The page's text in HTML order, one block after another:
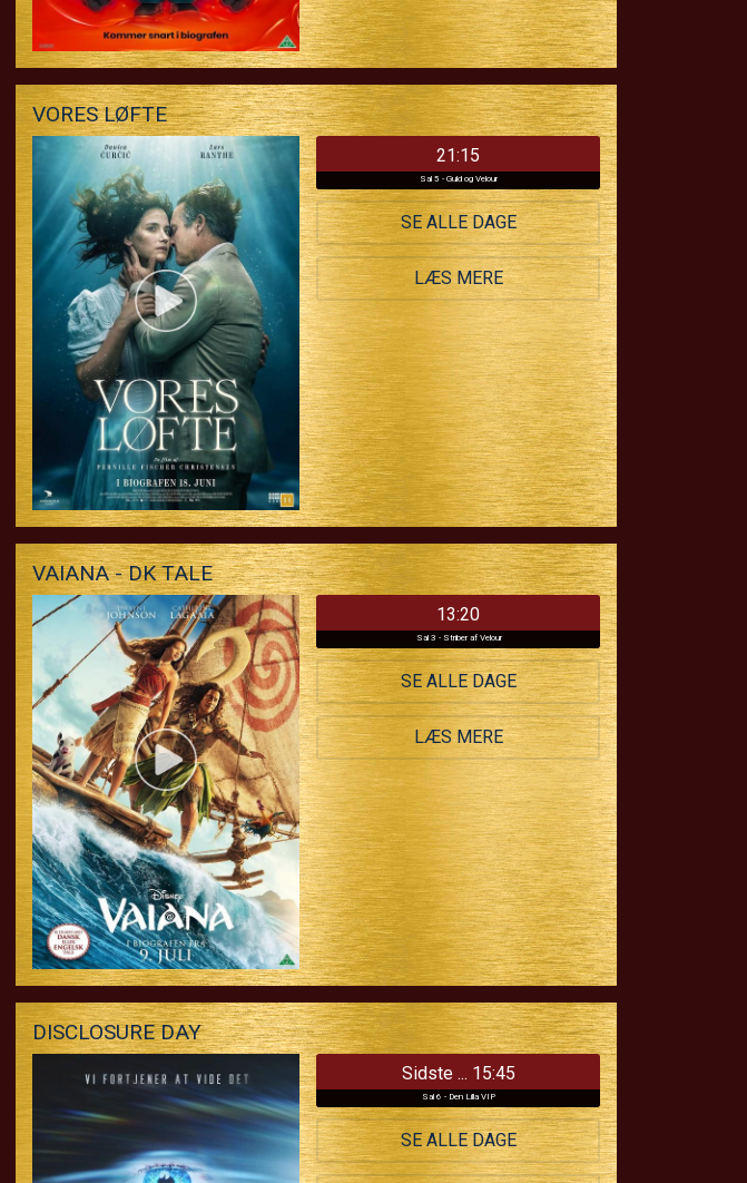
VORES LØFTE
Sal 5 - Guld og Velour
21:15
SE ALLE DAGE
LÆS MERE
VAIANA - DK TALE
Sal 3 - Striber af Velour
13:20
SE ALLE DAGE
LÆS MERE
DISCLOSURE DAY
Sal 6 - Den Lilla VIP
Sidste ... 15:45
SE ALLE DAGE